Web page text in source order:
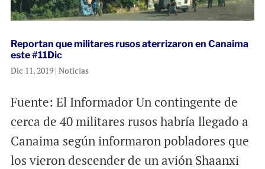
Reportan que militares rusos aterrizaron en Canaima
este #11Dic
Dic 11, 2019| Noticias
Fuente: El Informador Un contingente de
cerca de 40 militares rusos habría llegado a
Canaima según informaron pobladores que
los vieron descender de un avión Shaanxi